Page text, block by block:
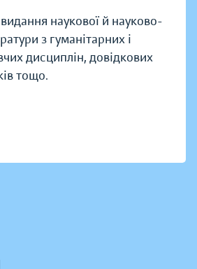
видання наукової й науково-
з гуманітарних і
дисциплін, довідкових
тощо.